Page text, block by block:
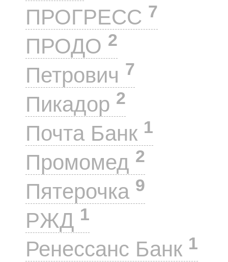
ПРОГРЕСС 7
ПРОДО 2
Петрович 7
Пикадор 2
Почта Банк 1
Промомед 2
Пятерочка 9
РЖД 1
Ренессанс Банк 1